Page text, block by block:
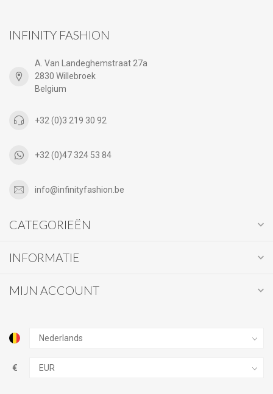
INFINITY FASHION
A. Van Landeghemstraat 27a
2830 Willebroek
Belgium
+32 (0)3 219 30 92
+32 (0)47 324 53 84
info@infinityfashion.be
CATEGORIEËN
INFORMATIE
MIJN ACCOUNT
€